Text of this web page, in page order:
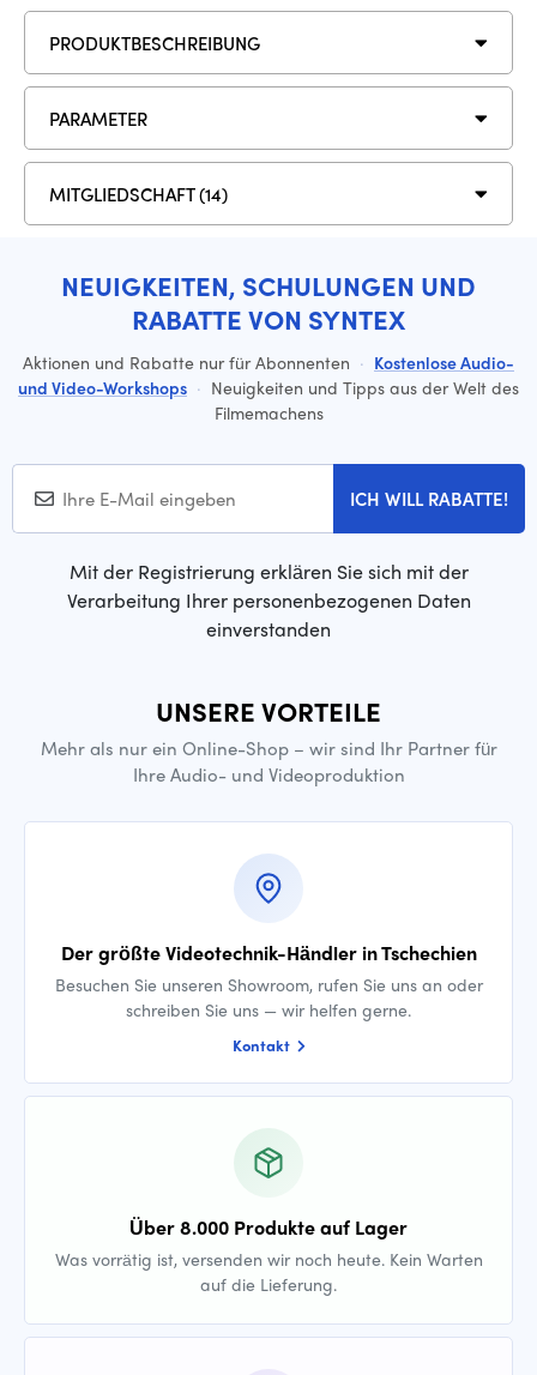
PRODUKTBESCHREIBUNG
PARAMETER
MITGLIEDSCHAFT (14)
NEUIGKEITEN, SCHULUNGEN UND
RABATTE VON SYNTEX
Aktionen und Rabatte nur für Abonnenten · Kostenlose Audio-
und Video-Workshops · Neuigkeiten und Tipps aus der Welt des
Filmemachens
ICH WILL RABATTE!
Mit der Registrierung erklären Sie sich mit der
Verarbeitung Ihrer personenbezogenen Daten
einverstanden
UNSERE VORTEILE
Mehr als nur ein Online-Shop – wir sind Ihr Partner für
Ihre Audio- und Videoproduktion
Der größte Videotechnik-Händler in Tschechien
Besuchen Sie unseren Showroom, rufen Sie uns an oder
schreiben Sie uns — wir helfen gerne.
Kontakt
Über 8.000 Produkte auf Lager
Was vorrätig ist, versenden wir noch heute. Kein Warten
auf die Lieferung.